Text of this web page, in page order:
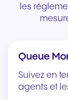
les
Queue
Suivez en
agents et